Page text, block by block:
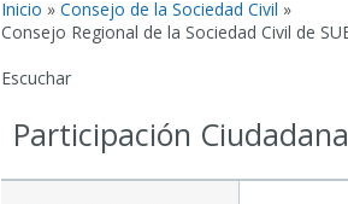
Inicio » Consejo de la Sociedad Civil »
Consejo Regional de la Sociedad Civil de
Escuchar
Participación Ciudadana